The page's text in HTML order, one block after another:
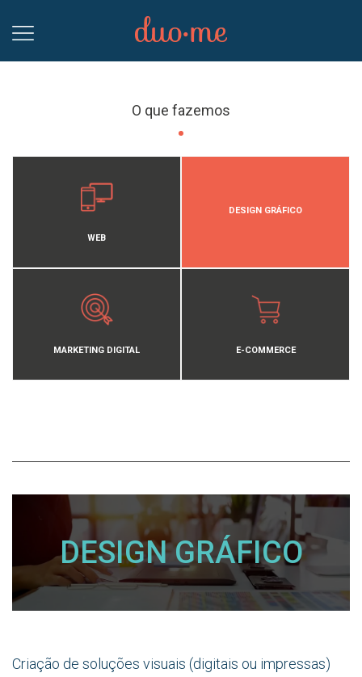
O que fazemos
WEB
DESIGN GRÁFICO
MARKETING DIGITAL E-COMMERCE
DESIGN GRÁFICO
Criação de soluções visuais (digitais ou impressas)